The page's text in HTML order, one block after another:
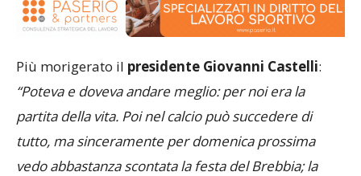
Più morigerato il presidente Giovanni Castelli:
“Poteva e doveva andare meglio: per noi era la
partita della vita. Poi nel calcio può succedere di
tutto, ma sinceramente per domenica prossima
vedo abbastanza scontata la festa del Brebbia; la